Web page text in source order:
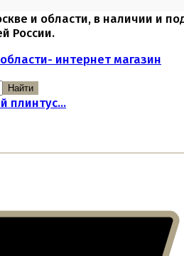
и области, в наличии и
России.
Найти
плинтус...